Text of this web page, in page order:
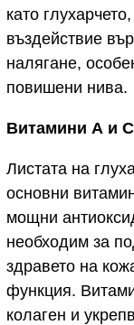
като
въздействие
налягане,
повишени нива.
Витамини А и С
Листата на
основни
мощни
необходим за
здравето на
функция.
колаген и